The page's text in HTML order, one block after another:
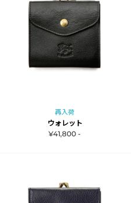
再入荷
ウォレット
¥41,800 -